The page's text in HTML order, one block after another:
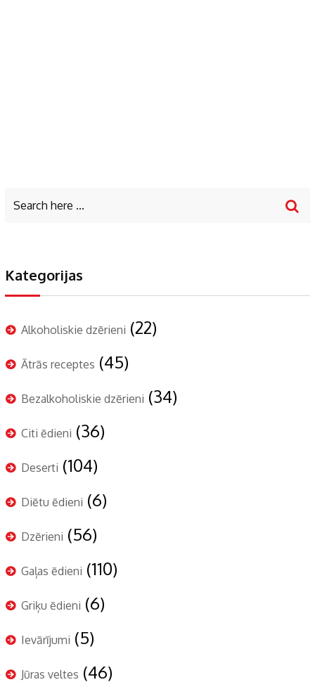
Kategorijas
Alkoholiskie dzērieni (22)
Ātrās receptes (45)
Bezalkoholiskie dzērieni (34)
Citi ēdieni (36)
Deserti (104)
Diētu ēdieni (6)
Dzērieni (56)
Gaļas ēdieni (110)
Griķu ēdieni (6)
Ievārījumi (5)
Jūras veltes (46)